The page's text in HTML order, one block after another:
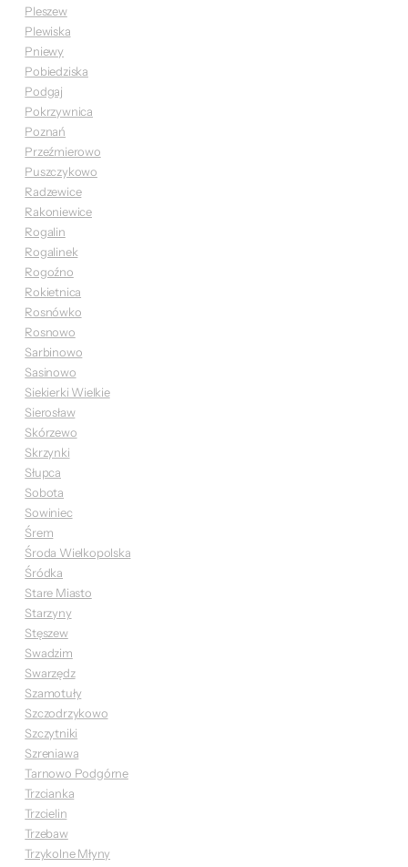
Pleszew
Plewiska
Pniewy
Pobiedziska
Podgaj
Pokrzywnica
Poznań
Przeźmierowo
Puszczykowo
Radzewice
Rakoniewice
Rogalin
Rogalinek
Rogoźno
Rokietnica
Rosnówko
Rosnowo
Sarbinowo
Sasinowo
Siekierki Wielkie
Sierosław
Skórzewo
Skrzynki
Słupca
Sobota
Sowiniec
Śrem
Środa Wielkopolska
Śródka
Stare Miasto
Starzyny
Stęszew
Swadzim
Swarzędz
Szamotuły
Szczodrzykowo
Szczytniki
Szreniawa
Tarnowo Podgórne
Trzcianka
Trzcielin
Trzebaw
Trzykolne Młyny